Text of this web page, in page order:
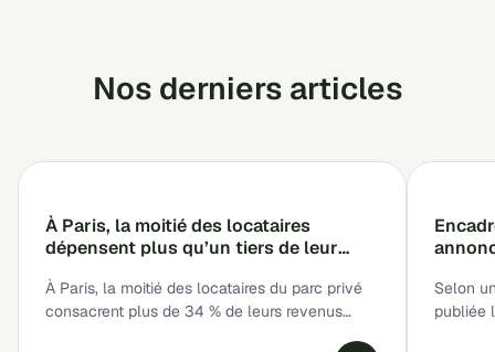
Nos derniers articles
À Paris, la moitié des locataires
dépensent plus qu’un tiers de leur
À Paris, la moitié des locataires du parc privé
consacrent plus de 34 % de leurs revenus
Selon
publiée